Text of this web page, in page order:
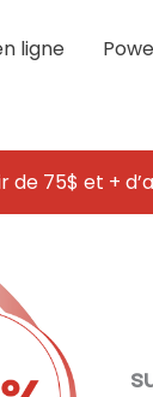
ligne
de 75$ et +